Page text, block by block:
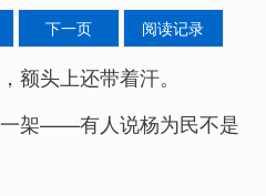
下一页 阅读记录
额头上还带着汗。
架——有人说杨为民不是